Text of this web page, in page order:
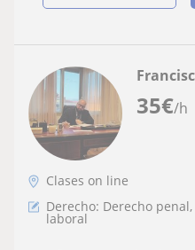
35€/h
Clases on line
Derecho: Derecho
laboral